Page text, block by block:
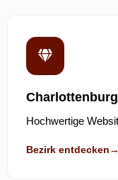
Hochwertige
Bezirk entdecken→